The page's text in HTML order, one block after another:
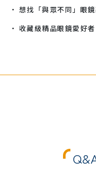
• 想找「與眾不同」眼
• 收藏級精品眼鏡愛好者